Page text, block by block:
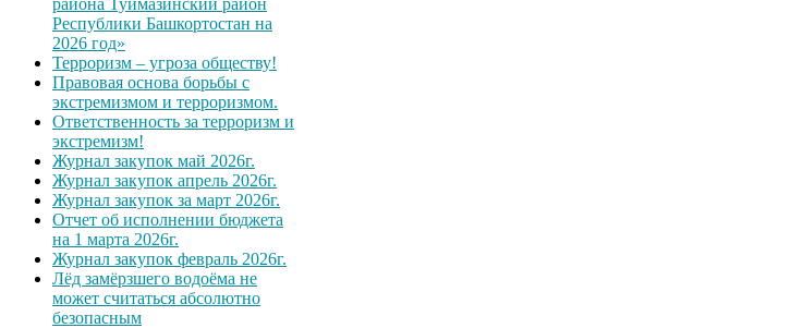
Республики Башкортостан на
2026 год»
Терроризм – угроза обществу!
Правовая основа борьбы с
экстремизмом и терроризмом.
Ответственность за терроризм и
экстремизм!
Журнал закупок май 2026г.
Журнал закупок апрель 2026г.
Журнал закупок за март 2026г.
Отчет об исполнении бюджета
на 1 марта 2026г.
Журнал закупок февраль 2026г.
Лёд замёрзшего водоёма не
может считаться абсолютно
безопасным